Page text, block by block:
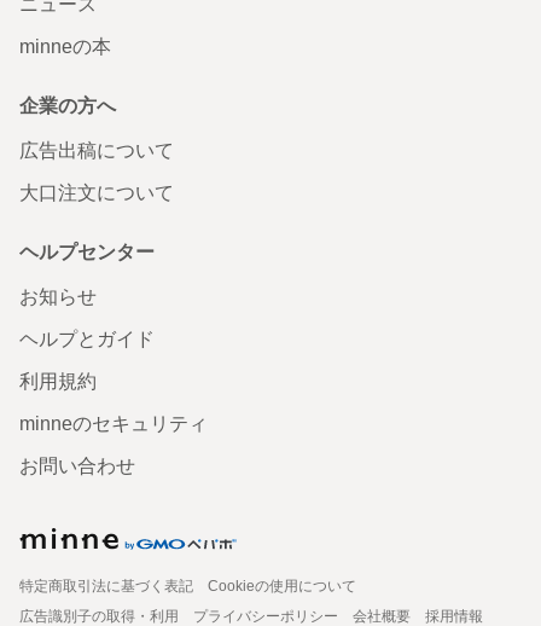
minneの本
企業の方へ
広告出稿について
大口注文について
ヘルプセンター
お知らせ
ヘルプとガイド
利用規約
minneのセキュリティ
お問い合わせ
特定商取引法に基づく表記
Cookieの使用について
広告識別子の取得・利用
プライバシーポリシー 会社概要
採用情報